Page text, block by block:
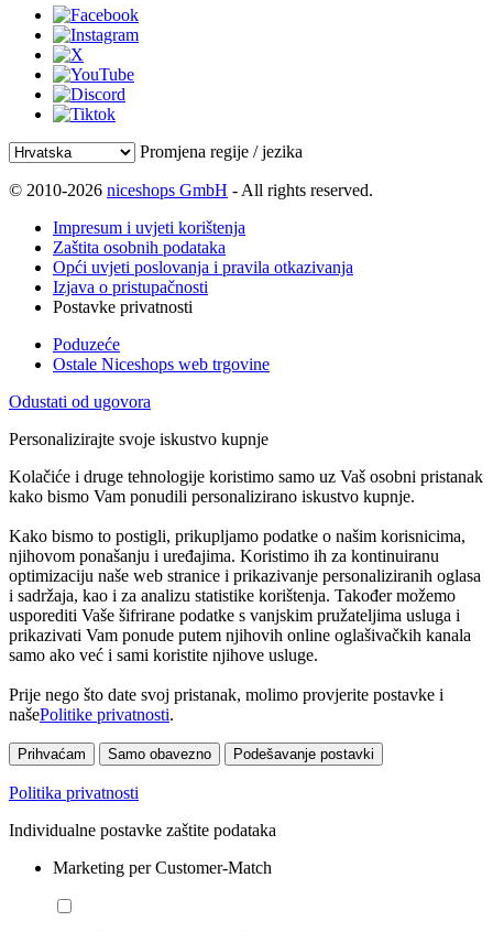
Promjena regije / jezika
© 2010-2026 niceshops GmbH - All rights reserved.
Impresum i uvjeti korištenja
Zaštita osobnih podataka
Opći uvjeti poslovanja i pravila otkazivanja
Izjava o pristupačnosti
Postavke privatnosti
Poduzeće
Ostale Niceshops web trgovine
Odustati od ugovora
Personalizirajte svoje iskustvo kupnje
Kolačiće i druge tehnologije koristimo samo uz Vaš osobni pristanak
kako bismo Vam ponudili personalizirano iskustvo kupnje.
Kako bismo to postigli, prikupljamo podatke o našim korisnicima,
njihovom ponašanju i uređajima. Koristimo ih za kontinuiranu
optimizaciju naše web stranice i prikazivanje personaliziranih oglasa
i sadržaja, kao i za analizu statistike korištenja. Također možemo
usporediti Vaše šifrirane podatke s vanjskim pružateljima usluga i
prikazivati Vam ponude putem njihovih online oglašivačkih kanala
samo ako već i sami koristite njihove usluge.
Prije nego što date svoj pristanak, molimo provjerite postavke i
našePolitike privatnosti.
Prihvaćam Samo obavezno Podešavanje postavki
Politika privatnosti
Individualne postavke zaštite podataka
Marketing per Customer-Match